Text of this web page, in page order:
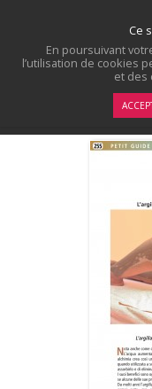
Ce
En poursuivant
l’utilisation de cookies
et des